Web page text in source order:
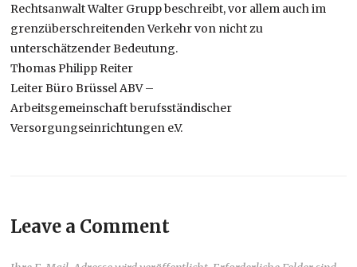
Rechtsanwalt Walter Grupp beschreibt, vor allem auch im
grenzüberschreitenden Verkehr von nicht zu
unterschätzender Bedeutung.
Thomas Philipp Reiter
Leiter Büro Brüssel ABV –
Arbeitsgemeinschaft berufsständischer
Versorgungseinrichtungen e.V.
Leave a Comment